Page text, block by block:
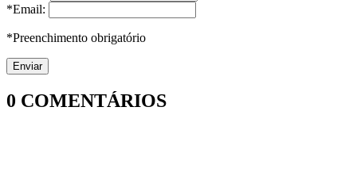
*Email:
*Preenchimento obrigatório
0 COMENTÁRIOS